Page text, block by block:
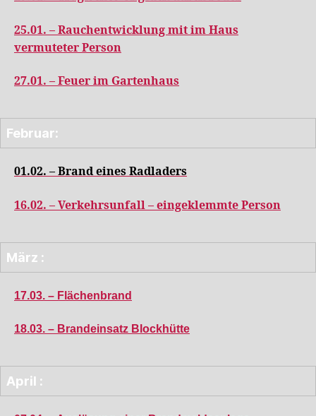
25.01. – Rauchentwicklung mit im Haus
vermuteter Person
27.01. – Feuer im Gartenhaus
Februar:
01.02. – Brand eines Radladers
16.02. – Verkehrsunfall – eingeklemmte Person
März :
17.03. – Flächenbrand
18.03. – Brandeinsatz Blockhütte
April :